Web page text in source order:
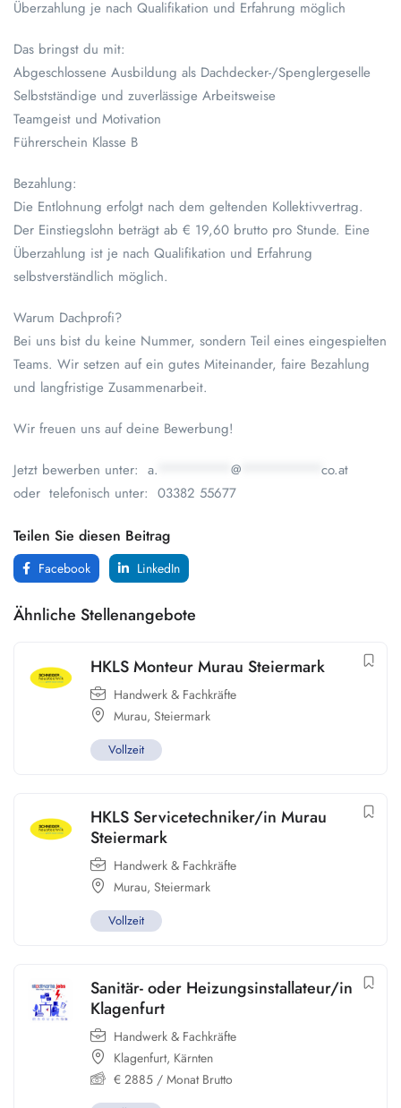
Überzahlung je nach Qualifikation und Erfahrung möglich
Das bringst du mit:
Abgeschlossene Ausbildung als Dachdecker-/Spenglergeselle
Selbstständige und zuverlässige Arbeitsweise
Teamgeist und Motivation
Führerschein Klasse B
Bezahlung:
Die Entlohnung erfolgt nach dem geltenden Kollektivvertrag.
Der Einstiegslohn beträgt ab € 19,60 brutto pro Stunde. Eine
Überzahlung ist je nach Qualifikation und Erfahrung
selbstverständlich möglich.
Warum Dachprofi?
Bei uns bist du keine Nummer, sondern Teil eines eingespielten
Teams. Wir setzen auf ein gutes Miteinander, faire Bezahlung
und langfristige Zusammenarbeit.
Wir freuen uns auf deine Bewerbung!
Jetzt bewerben unter: a. @
co.at
oder telefonisch unter: 03382 55677
Teilen Sie diesen Beitrag
Facebook LinkedIn
Ähnliche Stellenangebote
HKLS Monteur Murau Steiermark
Handwerk & Fachkräfte
Murau, Steiermark
Vollzeit
HKLS Servicetechniker/in Murau
Steiermark
Handwerk & Fachkräfte
Murau, Steiermark
Vollzeit
Sanitär- oder Heizungsinstallateur/in
Klagenfurt
Handwerk & Fachkräfte
Klagenfurt, Kärnten
€ 2885 / Monat Brutto